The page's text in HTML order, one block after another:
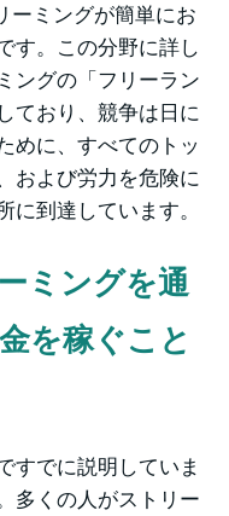
ーミングが簡単にお
す。この分野に詳し
ングの「フリーラン
ており、競争は日に
めに、すべてのトッ
および労力を危険に
に到達しています。
ミングを通
を稼ぐこと
すでに説明していま
多くの人がストリー